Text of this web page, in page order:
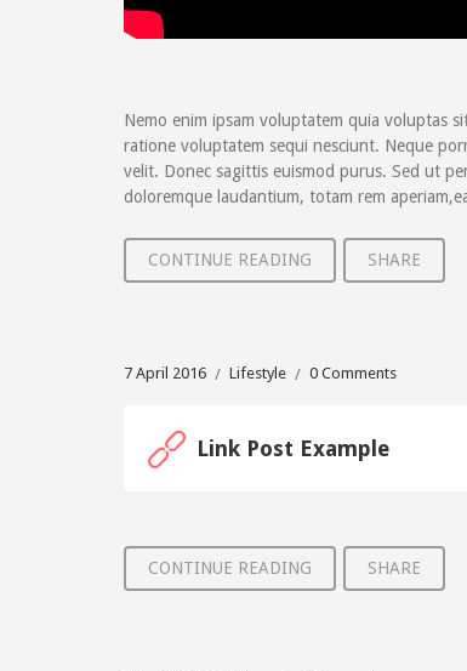
Nemo enim ipsam voluptatem quia voluptas
ratione voluptatem sequi nesciunt. Neque
velit. Donec sagittis euismod purus. Sed ut
doloremque laudantium, totam rem
CONTINUE READING SHARE
7 April 2016 Lifestyle 0 Comments
Link Post Example
CONTINUE READING SHARE